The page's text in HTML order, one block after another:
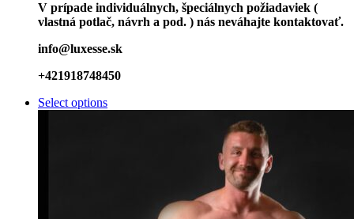
V prípade individuálnych, špeciálnych požiadaviek (
vlastná potlač, návrh a pod. ) nás neváhajte kontaktovať.
info@luxesse.sk
+421918748450
Select options